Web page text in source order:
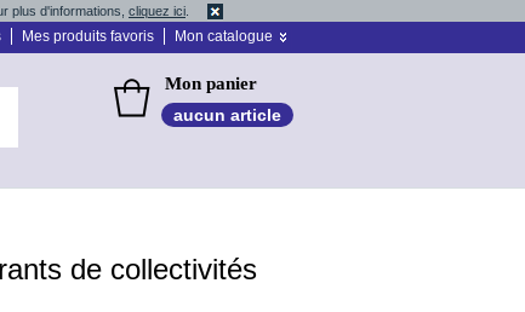
plus d'informations, cliquez ici
Mes produits favoris Mon catalogue
Mon panier
aucun article
de collectivités